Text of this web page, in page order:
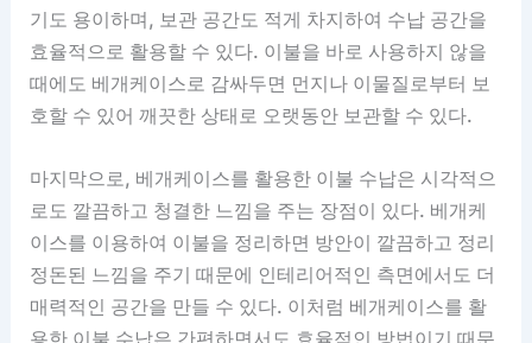
기도 용이하며, 보관 공간도 적게 차지하여 수납 공간을
효율적으로 활용할 수 있다. 이불을 바로 사용하지 않을
때에도 베개케이스로 감싸두면 먼지나 이물질로부터 보
호할 수 있어 깨끗한 상태로 오랫동안 보관할 수 있다.
마지막으로, 베개케이스를 활용한 이불 수납은 시각적으
로도 깔끔하고 청결한 느낌을 주는 장점이 있다. 베개케
이스를 이용하여 이불을 정리하면 방안이 깔끔하고 정리
정돈된 느낌을 주기 때문에 인테리어적인 측면에서도 더
매력적인 공간을 만들 수 있다. 이처럼 베개케이스를 활
용한 이불 수납은 간편하면서도 효율적인 방법이기 때문